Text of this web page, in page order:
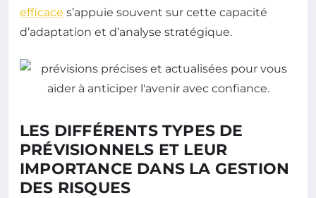
efficace s’appuie souvent sur cette capacité
d’adaptation et d’analyse stratégique.
LES DIFFÉRENTS TYPES DE
PRÉVISIONNELS ET LEUR
IMPORTANCE DANS LA GESTION
DES RISQUES